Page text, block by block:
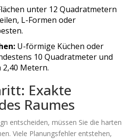
unter 12 Quadratmetern
L-Formen oder
U-förmige Küchen oder
10 Quadratmeter und
Metern.
Exakte
Raumes
entscheiden, müssen Sie die harten
Viele Planungsfehler entstehen,